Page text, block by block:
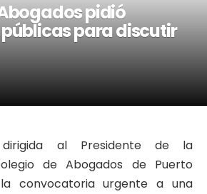
pidió
para discutir
al Presidente de la
de Abogados de Puerto
convocatoria urgente a una